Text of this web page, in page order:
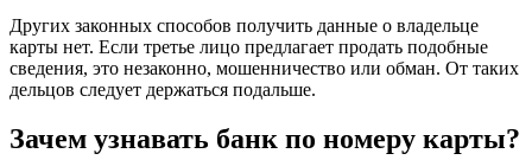
Других законных способов получить данные о владельце
карты нет. Если третье лицо предлагает продать подобные
сведения, это незаконно, мошенничество или обман. От таких
дельцов следует держаться подальше.
Зачем узнавать банк по номеру карты?